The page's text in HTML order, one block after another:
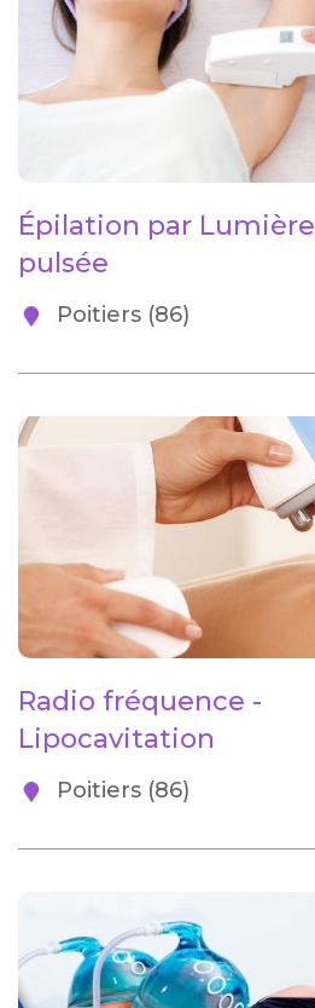
Épilation par Lumière
pulsée
Poitiers (86)
Radio fréquence -
Lipocavitation
Poitiers (86)